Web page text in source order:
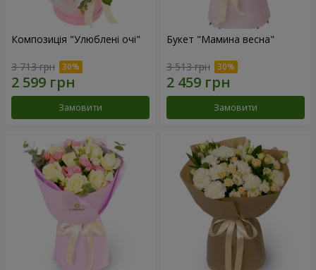
Композиція "Улюблені очі"
3 713 грн
Замовити
Букет "Мамина весна"
3 513 грн
Замовити